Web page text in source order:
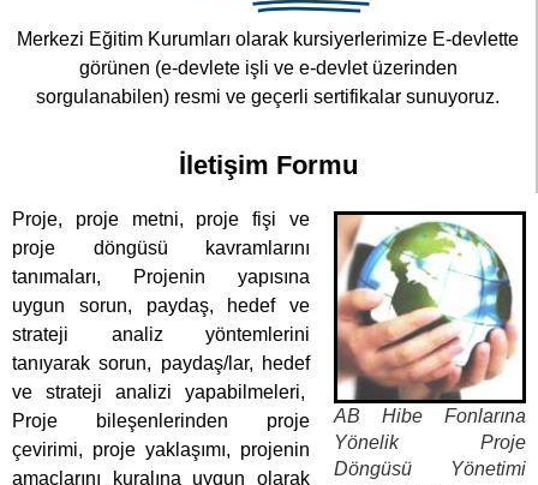
AB Hibe Fonlarına
Döngüsü Yönetimi
Kurs Eğitimi
proje döngüsü kavramlarını
tanımaları, Projenin yapısına
uygun sorun, paydaş, hedef ve
strateji analiz yöntemlerini
ve strateji analizi yapabilmeleri,
Proje bileşenlerinden proje
çevirimi, proje yaklaşımı, projenin
amaçlarını kuralına uygun olarak
hazırlama becerisi kazanmaları,
Projelerin mantıksal çerçeve
yaklaşımını kavramaları, Projenin göstergeleri ve doğrulama
kaynaklarını kuralına uygun olarak hazırlayabilmeleri, Proje
bütçesini gerekçeleri ile birlikte hazırlama becerisi
kazanmaları,
Projenin maliyetleri ile kaynak, araç ve gereç planlamasını
eksiksiz ve kuralına uygun olarak hazırlayabilmeleri,